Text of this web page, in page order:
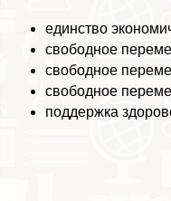
единство
свободное
свободное
свободное
поддержка